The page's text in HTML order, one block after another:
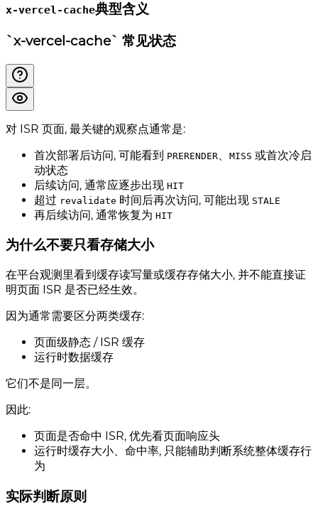
x-vercel-cache典型含义
`x-vercel-cache` 常见状态
对 ISR 页面, 最关键的观察点通常是:
首次部署后访问, 可能看到 PRERENDER MISS 或首次冷启
动状态
后续访问, 通常应逐步出现 HIT
超过 revalidate 时间后再次访问, 可能出现 STALE
再后续访问, 通常恢复为 HIT
为什么不要只看存储大小
在平台观测里看到缓存读写量或缓存存储大小, 并不能直接证
明页面 ISR 是否已经生效。
因为通常需要区分两类缓存:
页面级静态 / ISR 缓存
运行时数据缓存
它们不是同一层。
因此:
页面是否命中 ISR, 优先看页面响应头
运行时缓存大小、命中率, 只能辅助判断系统整体缓存行
为
实际判断原则